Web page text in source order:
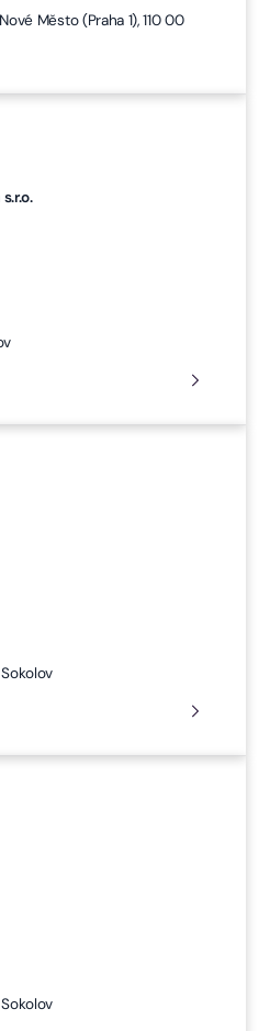
Město (Praha 1), 110 00